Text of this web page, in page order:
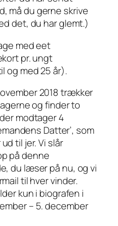
må du gerne skrive
det, du har glemt.)
med eet
pr. ungt
og med 25 år).
2018 trækker
og finder to
modtager 4
Datter’, som
til jer. Vi slår
på denne
du læser på nu, og vi
til hver vinder.
kun i biografen i
– 5. december